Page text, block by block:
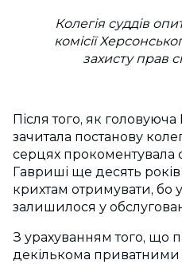
Колегія суддів
комісії
захисту прав
Після того, як головуюча
зачитала постанову
серцях прокоментувала
Гавриші ще десять
крихтам отримувати, бо
залишилося у
З урахуванням того, що
декількома